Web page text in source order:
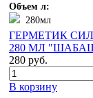
Объем л:
280мл
ГЕРМЕТИК
280 МЛ
280 руб.
В корзину